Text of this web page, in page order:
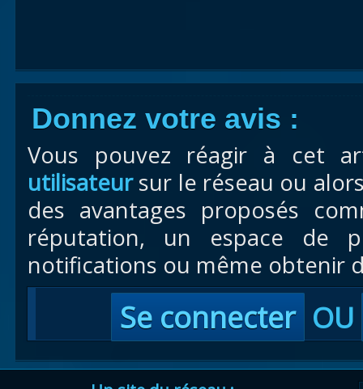
Donnez votre avis :
Vous pouvez réagir à cet
utilisateursur le réseau ou
des avantages proposés
réputation, un espace de
notifications ou même obtenir
Se connecter OU